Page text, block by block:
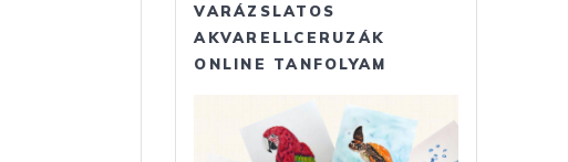
VARÁZSLATOS
AKVARELLCERUZÁK
ONLINE TANFOLYAM